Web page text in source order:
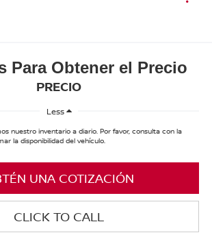
Para Obtener el Precio
PRECIO
Less
nuestro inventario a diario. Por favor, consulta con la
la disponibilidad del vehículo.
UNA COTIZACIÓN
CLICK TO CALL